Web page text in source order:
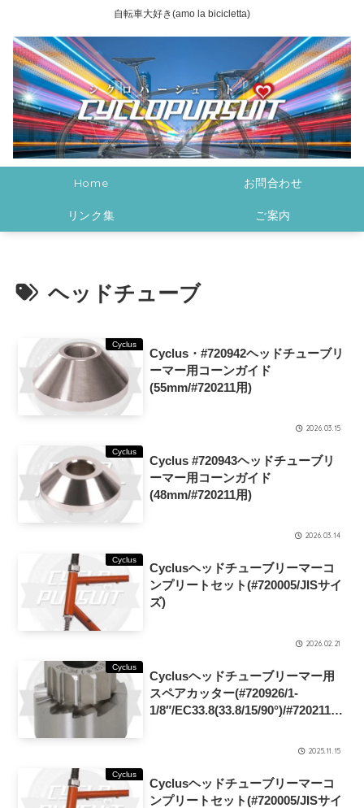
自転車大好き(amo la bicicletta)
Home お問合わせ
リンク集 ご案内
ヘッドチューブ
Cyclus
Cyclus・#720942ヘッドチューブリ
ーマー用コーンガイド
(55mm/#720211用)
2026.03.15
Cyclus
Cyclus #720943ヘッドチューブリ
ーマー用コーンガイド
(48mm/#720211用)
2026.03.14
Cyclus
Cyclusヘッドチューブリーマーコ
ンプリートセット(#720005/JISサイ
ズ)
2026.02.21
Cyclus
Cyclusヘッドチューブリーマー用
スペアカッター(#720926/1-
1/8″/EC33.8(33.8/15/90°)/#720211
2025.11.15
Cyclus
Cyclusヘッドチューブリーマーコ
ンプリートセット(#720005/JISサイ